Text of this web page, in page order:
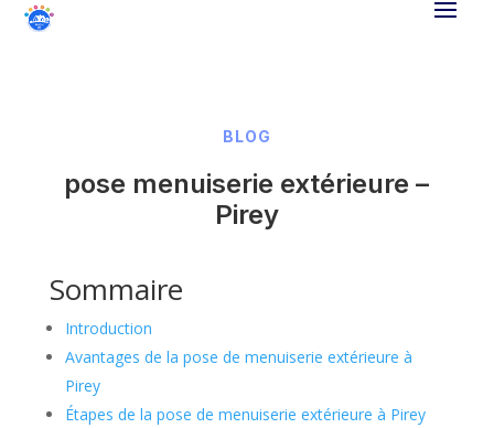
BLOG
pose menuiserie extérieure –
Pirey
Sommaire
Introduction
Avantages de la pose de menuiserie extérieure à
Pirey
Étapes de la pose de menuiserie extérieure à Pirey